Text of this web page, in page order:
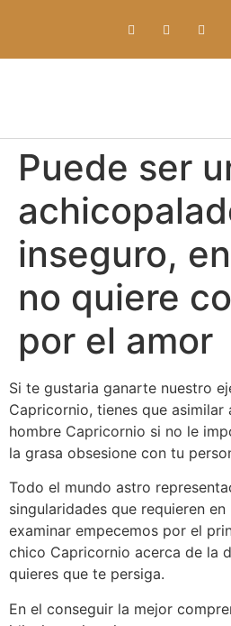
Puede ser
inseguro,
no quiere
por el amor
Si te gustaria ganarte nuestro
Capricornio, tienes que asimilar
hombre Capricornio si no le
la grasa obsesione con tu
Todo el mundo astro
singularidades que requieren en
examinar empecemos por el
chico Capricornio acerca de la
quieres que te persiga.
En el conseguir la mejor